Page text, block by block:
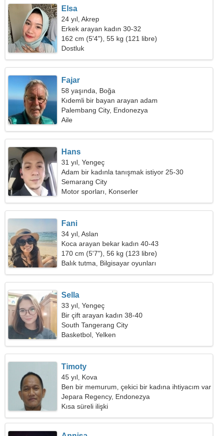
Elsa
24 yıl, Akrep
Erkek arayan kadın 30-32
162 cm (5'4"), 55 kg (121 libre)
Dostluk
Fajar
58 yaşında, Boğa
Kıdemli bir bayan arayan adam
Palembang City, Endonezya
Aile
Hans
31 yıl, Yengeç
Adam bir kadınla tanışmak istiyor 25-30
Semarang City
Motor sporları, Konserler
Fani
34 yıl, Aslan
Koca arayan bekar kadın 40-43
170 cm (5'7"), 56 kg (123 libre)
Balık tutma, Bilgisayar oyunları
Sella
33 yıl, Yengeç
Bir çift arayan kadın 38-40
South Tangerang City
Basketbol, Yelken
Timoty
45 yıl, Kova
Ben bir memurum, çekici bir kadına ihtiyacım var
Jepara Regency, Endonezya
Kısa süreli ilişki